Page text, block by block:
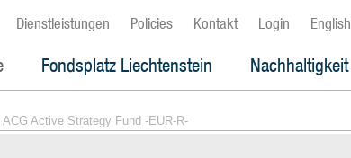
Dienstleistungen Policies Kontakt Login English
Fondsplatz Liechtenstein Nachhaltigkeit
Active Strategy Fund -EUR-R-